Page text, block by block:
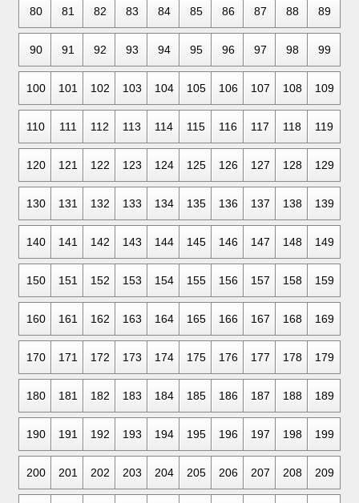
80 81 82 83 84 85 86 87 88 89
90 91 92 93 94 95 96 97 98 99
100 101 102 103 104 105 106 107 108 109
110 111 112 113 114 115 116 117 118 119
120 121 122 123 124 125 126 127 128 129
130 131 132 133 134 135 136 137 138 139
140 141 142 143 144 145 146 147 148 149
150 151 152 153 154 155 156 157 158 159
160 161 162 163 164 165 166 167 168 169
170 171 172 173 174 175 176 177 178 179
180 181 182 183 184 185 186 187 188 189
190 191 192 193 194 195 196 197 198 199
200 201 202 203 204 205 206 207 208 209